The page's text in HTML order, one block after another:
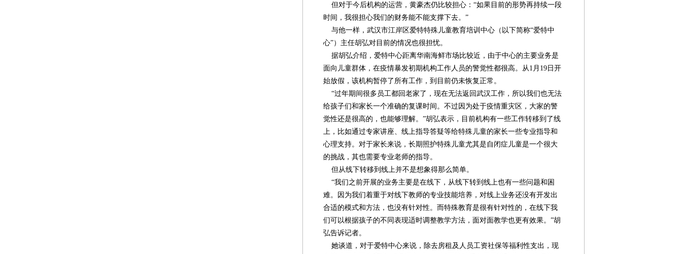
但对于今后机构的运营，黄豪杰仍比较担心：“如果目前的形势再持续一段
时间，我很担心我们的财务能不能支撑下去。”
与他一样，武汉市江岸区爱特特殊儿童教育培训中心（以下简称“爱特中
心”）主任胡弘对目前的情况也很担忧。
据胡弘介绍，爱特中心距离华南海鲜市场比较近，由于中心的主要业务是
面向儿童群体，在疫情暴发初期机构工作人员的警觉性都很高。从1月19日开
始放假，该机构暂停了所有工作，到目前仍未恢复正常。
“过年期间很多员工都回老家了，现在无法返回武汉工作，所以我们也无法
给孩子们和家长一个准确的复课时间。不过因为处于疫情重灾区，大家的警
觉性还是很高的，也能够理解。”胡弘表示，目前机构有一些工作转移到了线
上，比如通过专家讲座、线上指导答疑等给特殊儿童的家长一些专业指导和
心理支持。对于家长来说，长期照护特殊儿童尤其是自闭症儿童是一个很大
的挑战，其也需要专业老师的指导。
但从线下转移到线上并不是想象得那么简单。
“我们之前开展的业务主要是在线下，从线下转到线上也有一些问题和困
难。因为我们着重于对线下教师的专业技能培养，对线上业务还没有开发出
合适的模式和方法，也没有针对性。而特殊教育是很有针对性的，在线下我
们可以根据孩子的不同表现适时调整教学方法，面对面教学也更有效果。”胡
弘告诉记者。
她谈道，对于爱特中心来说，除去房租及人员工资社保等福利性支出，现